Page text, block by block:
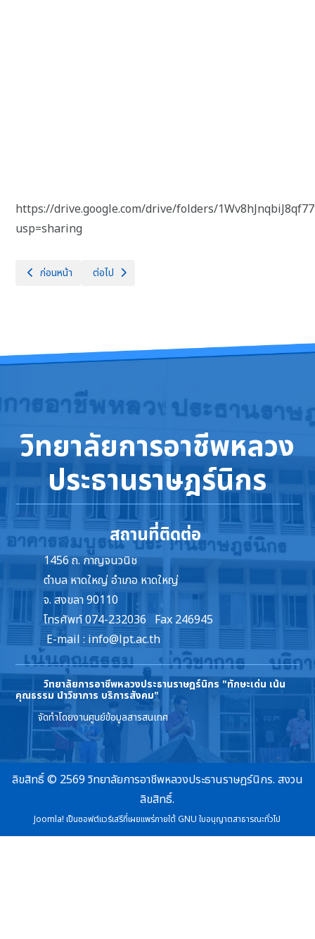
https://drive.google.com/drive/folders/
usp=sharing
เนื้อหาก่อนหน้า: งบหน้ารายจ่ายปีงบประมาณ พ.ศ.2568
ก่อนหน้า เนื้อหาถัดไป: ข้อมูลสถิติการให้บริการ
ต่อไป
วิทยาลัยการอาชีพหลวง
ประธานราษฎร์นิกร
สถานที่ติดต่อ
1456 ถ. กาญจนวนิช
ตำบล หาดใหญ่ อำเภอ หาดใหญ่
จ. สงขลา 90110
โทรศัพท์ 074-232036 Fax 246945
E-mail : info@lpt.ac.th
วิทยาลัยการอาชีพหลวงประธานราษฎร์นิกร "ทักษะเด่น เน้น
คุณธรรม นำวิชาการ บริการสังคม"
จัดทำโดยงานศูนย์ข้อมูลสารสนเทศ
ลิขสิทธิ์ © 2569 วิทยาลัยการอาชีพหลวงประธานราษฎร์นิกร. สงวน
ลิขสิทธิ์.
Joomla! เป็นซอฟต์แวร์เสรีที่เผยแพร่ภายใต้GNU ใบอนุญาตสาธารณะทั่วไป